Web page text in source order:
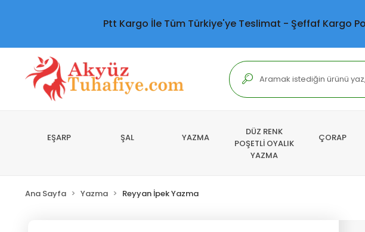
Ptt Kargo İle Tüm Türkiye'ye Teslimat - Şeffaf Kargo
EŞARP ŞAL YAZMA
DÜZ RENK
POŞETLİ OYALIK
YAZMA
ÇORAP
Ana Sayfa Yazma Reyyan İpek Yazma